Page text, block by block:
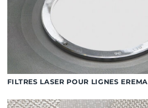
FILTRES LASER POUR LIGNES EREMA